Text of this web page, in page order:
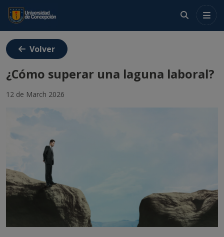
Volver
¿Cómo superar una laguna laboral?
12 de March 2026